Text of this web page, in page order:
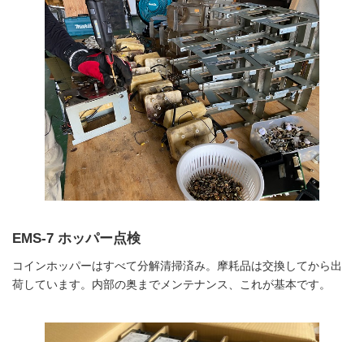
EMS-7 ホッパー点検
コインホッパーはすべて分解清掃済み。摩耗品は交換してから出
荷しています。内部の奥までメンテナンス、これが基本です。